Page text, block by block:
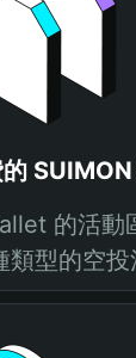
的活動
類型的空投